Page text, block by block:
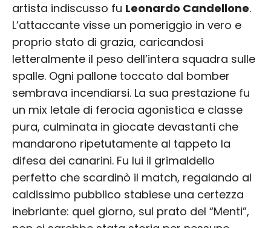
artista indiscusso fu Leonardo Candellone.
L’attaccante visse un pomeriggio in vero e
proprio stato di grazia, caricandosi
letteralmente il peso dell’intera squadra sulle
spalle. Ogni pallone toccato dal bomber
sembrava incendiarsi. La sua prestazione fu
un mix letale di ferocia agonistica e classe
pura, culminata in giocate devastanti che
mandarono ripetutamente al tappeto la
difesa dei canarini. Fu lui il grimaldello
perfetto che scardinò il match, regalando al
caldissimo pubblico stabiese una certezza
inebriante: quel giorno, sul prato del “Menti”,